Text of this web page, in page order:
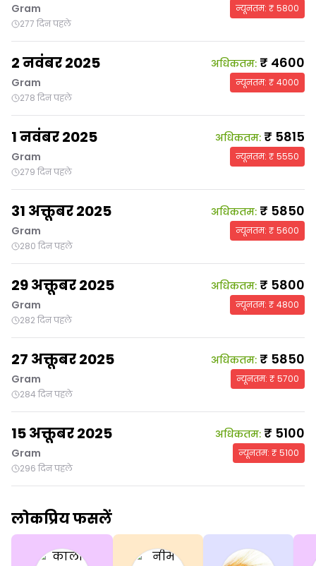
Gram
277 दिन पहले
न्यूनतम: ₹5800
2 नवंबर 2025
Gram
278 दिन पहले
अधिकतम: ₹ 4600
न्यूनतम: ₹4000
1 नवंबर 2025
Gram
279 दिन पहले
अधिकतम: ₹ 5815
न्यूनतम: ₹5550
31 अक्तूबर 2025
Gram
280 दिन पहले
अधिकतम: ₹ 5850
न्यूनतम: ₹5600
29 अक्तूबर 2025
Gram
282 दिन पहले
अधिकतम: ₹ 5800
न्यूनतम: ₹4800
27 अक्तूबर 2025
Gram
284 दिन पहले
अधिकतम: ₹ 5850
न्यूनतम: ₹5700
15 अक्तूबर 2025
Gram
296 दिन पहले
अधिकतम: ₹ 5100
न्यूनतम: ₹5100
लोकप्रिय फसलें